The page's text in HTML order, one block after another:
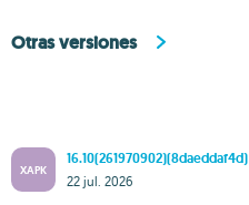
Otras versiones
XAPK
16.10(261970902)(8daeddaf4d)
22 jul. 2026